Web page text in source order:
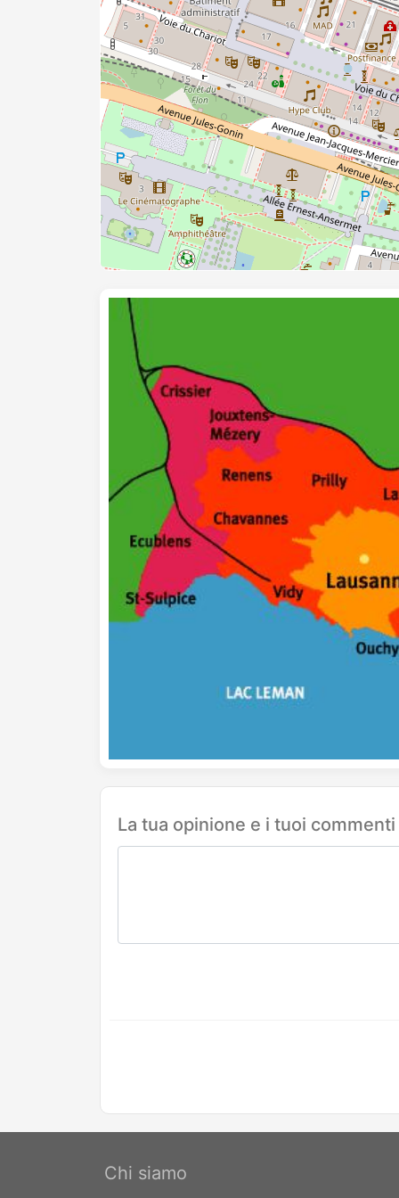
La tua opinione e i tuoi
Chi siamo